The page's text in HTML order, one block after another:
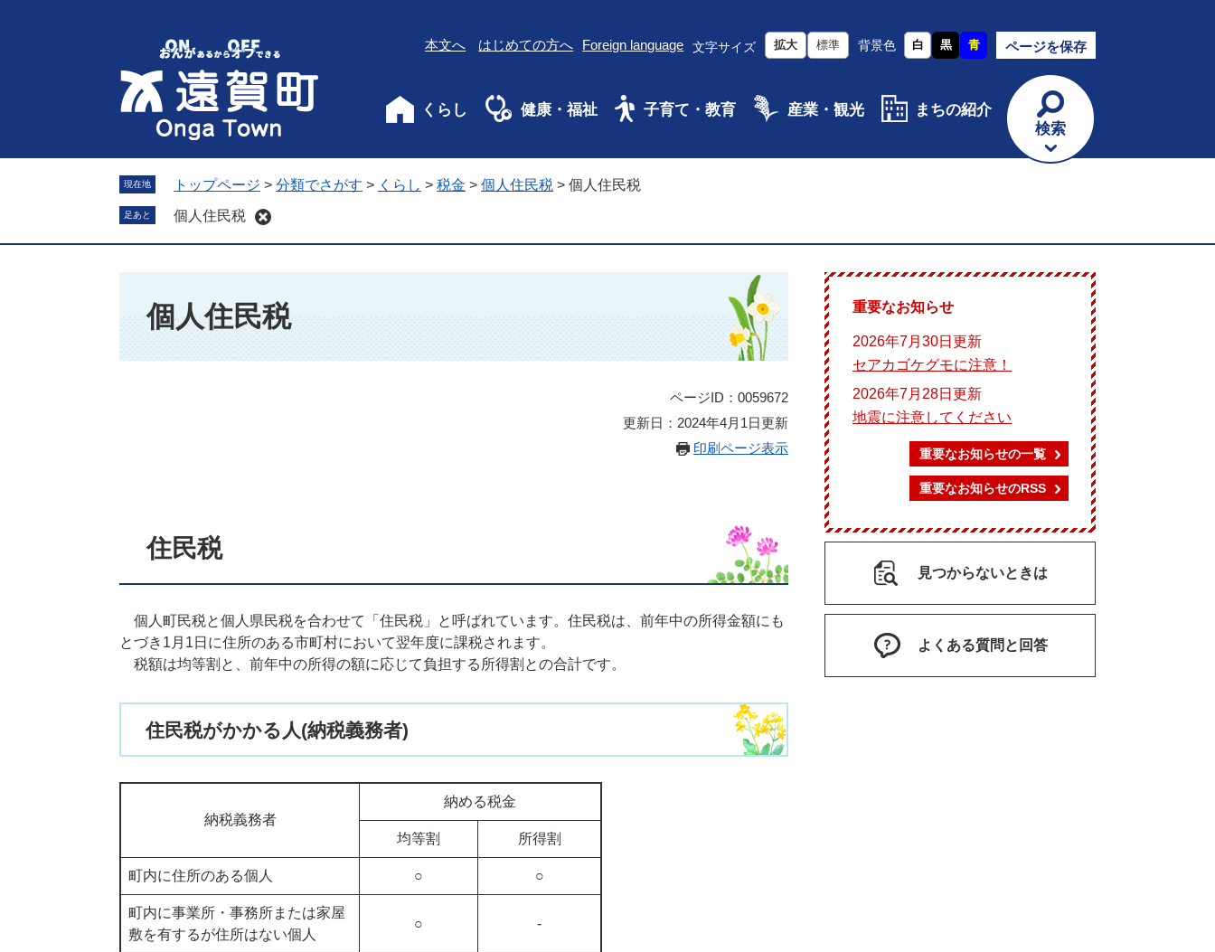
す
し
へ
本文へ はじめての方へ Foreign language 文字サイズ 拡大 標準 背景色 白 黒 青 ページを保存
くらし 健康・福祉 子育て・教育 産業・観光
まちの紹介
検索
現在地 トップページ > 分類でさがす > くらし > 税金 > 個人住民税 > 個人住民税
足あと 個人住民税
個人住民税
ページID：0059672
更新日：2024年4月1日更新
印刷ページ表示
住民税
個人町民税と個人県民税を合わせて「住民税」と呼ばれています。住民税は、前年中の所得金額にも
とづき1月1日に住所のある市町村において翌年度に課税されます。
税額は均等割と、前年中の所得の額に応じて負担する所得割との合計です。
住民税がかかる人(納税義務者)
納税義務者
納める税金
均等割 所得割
町内に住所のある個人 ○ ○
町内に事業所・事務所または家屋
敷を有するが住所はない個人
○ -
重要なお知らせ
2026年7月30日更新
セアカゴケグモに注意！
2026年7月28日更新
地震に注意してください
重要なお知らせの一覧
重要なお知らせのRSS
見つからないときは
よくある質問と回答